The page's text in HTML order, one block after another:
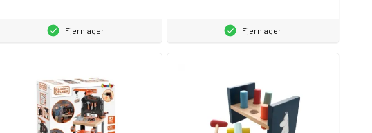
Fjernlager Fjernlager